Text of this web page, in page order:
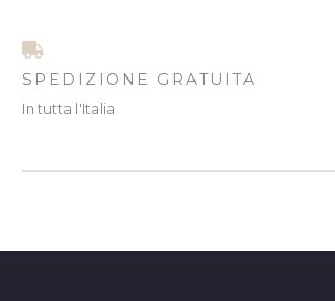
SPEDIZIONE GRATUITA
In tutta l'Italia